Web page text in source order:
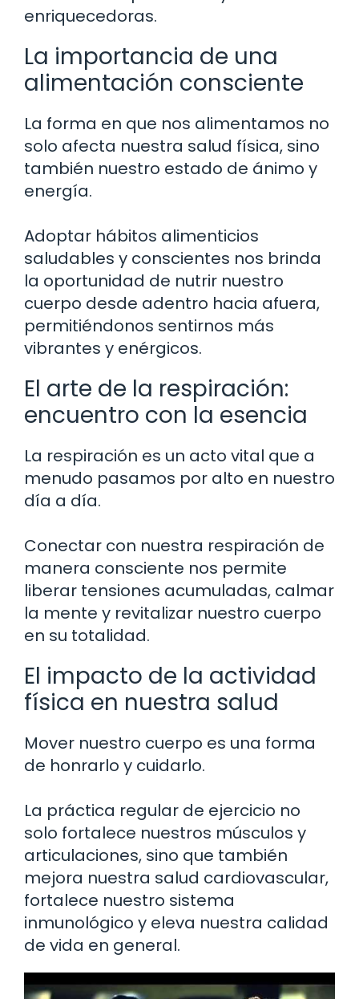
enriquecedoras.
La importancia de una
alimentación consciente
La forma en que nos alimentamos no
solo afecta nuestra salud física, sino
también nuestro estado de ánimo y
energía.
Adoptar hábitos alimenticios
saludables y conscientes nos brinda
la oportunidad de nutrir nuestro
cuerpo desde adentro hacia afuera,
permitiéndonos sentirnos más
vibrantes y enérgicos.
El arte de la respiración:
encuentro con la esencia
La respiración es un acto vital que a
menudo pasamos por alto en nuestro
día a día.
Conectar con nuestra respiración de
manera consciente nos permite
liberar tensiones acumuladas, calmar
la mente y revitalizar nuestro cuerpo
en su totalidad.
El impacto de la actividad
física en nuestra salud
Mover nuestro cuerpo es una forma
de honrarlo y cuidarlo.
La práctica regular de ejercicio no
solo fortalece nuestros músculos y
articulaciones, sino que también
mejora nuestra salud cardiovascular,
fortalece nuestro sistema
inmunológico y eleva nuestra calidad
de vida en general.